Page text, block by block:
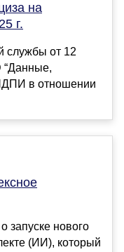
на
г.
службы от 12
“Данные,
в отношении
запуске нового
(ИИ), который